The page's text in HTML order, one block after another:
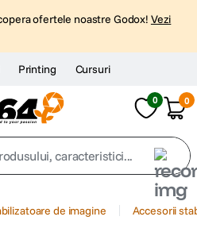
ofertele noastre Godox! Vezi
Printing Cursuri
0 0
caracteristici...
de imagine Accesorii